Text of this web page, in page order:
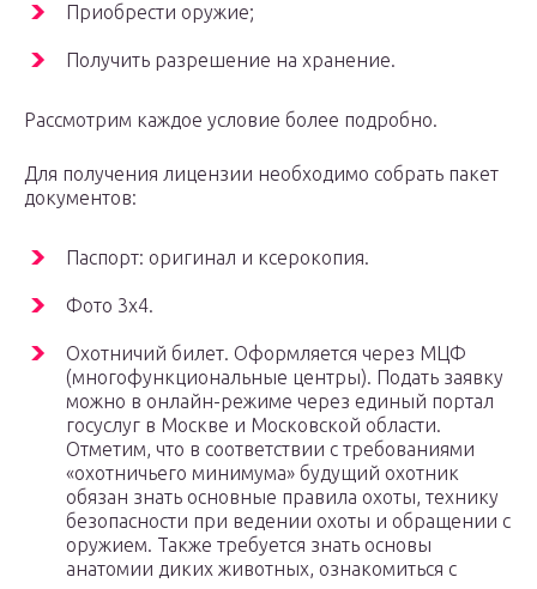
Приобрести оружие;
Получить разрешение на хранение.
Рассмотрим каждое условие более подробно.
Для получения лицензии необходимо собрать пакет
документов:
Паспорт: оригинал и ксерокопия.
Фото 3х4.
Охотничий билет. Оформляется через МЦФ
(многофункциональные центры). Подать заявку
можно в онлайн-режиме через единый портал
госуслуг в Москве и Московской области.
Отметим, что в соответствии с требованиями
«охотничьего минимума» будущий охотник
обязан знать основные правила охоты, технику
безопасности при ведении охоты и обращении с
оружием. Также требуется знать основы
анатомии диких животных, ознакомиться с